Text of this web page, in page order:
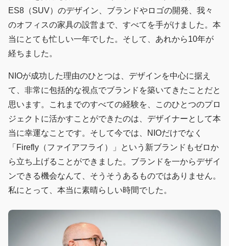
ES8（SUV）のデザイン、ブランドやロゴの開発、我々
のオフィスの家具の設営まで、すべてを手がけました。本
当にとても忙しい一年でした。そして、あれから10年が
経ちました。
NIOが成功した理由のひとつは、デザインを中心に据え
て、非常に包括的な視点でブランドを築いてきたことだと
思います。これまでのすべての経験を、このひとつのプロ
ジェクトに活かすことができたのは、デザイナーとして本
当に幸運なことです。そして今では、NIOだけでなく
「Firefly（ファイアフライ）」という新ブランドもゼロか
ら立ち上げることができました。ブランドを一からデザイ
ンできる機会なんて、そうそうあるものではありません。
私にとって、本当に素晴らしい時間でした。